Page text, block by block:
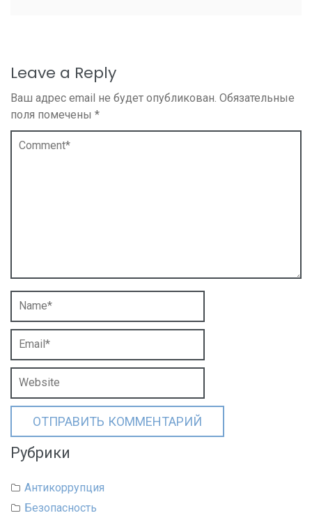
Leave a Reply
Ваш адрес email не будет опубликован. Обязательные
поля помечены *
Рубрики
Антикоррупция
Безопасность